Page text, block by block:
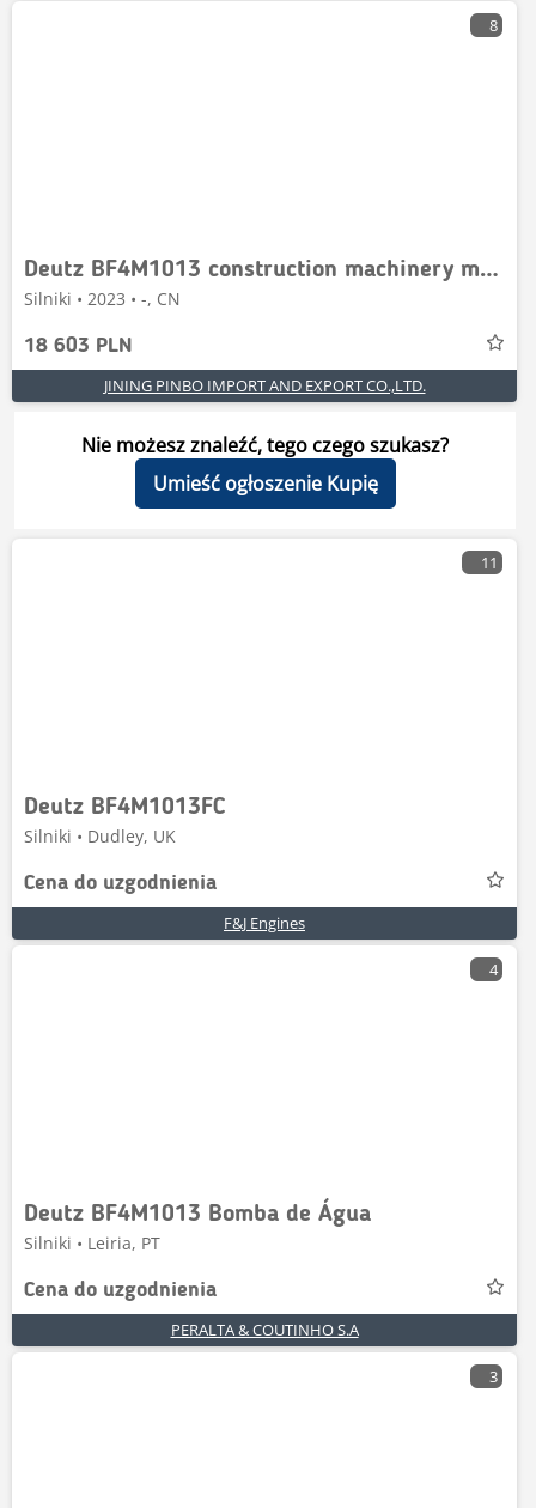
8
Deutz BF4M1013 construction machinery motor
Silniki • 2023 • -, CN
18 603 PLN
JINING PINBO IMPORT AND EXPORT CO.,LTD.
Nie możesz znaleźć, tego czego szukasz?
Umieść ogłoszenie Kupię
11
Deutz BF4M1013FC
Silniki • Dudley, UK
Cena do uzgodnienia
F&J Engines
4
Deutz BF4M1013 Bomba de Água
Silniki • Leiria, PT
Cena do uzgodnienia
PERALTA & COUTINHO S.A
3